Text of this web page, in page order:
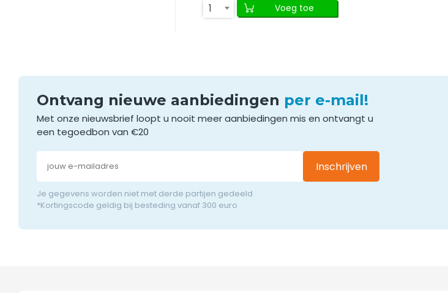
1
Voeg toe
Ontvang nieuwe aanbiedingen per e-mail!
Met onze nieuwsbrief loopt u nooit meer aanbiedingen mis en ontvangt u
een tegoedbon van €20
Inschrijven
Je gegevens worden niet met derde partijen gedeeld
*Kortingscode geldig bij besteding vanaf 300 euro